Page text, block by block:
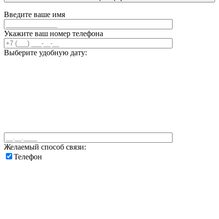
Введите ваше имя
Укажите ваш номер телефона
Выберите удобную дату:
Желаемый способ связи:
Телефон